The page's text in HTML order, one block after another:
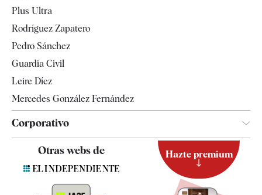
Televisión
Plus Ultra
Rodríguez Zapatero
Pedro Sánchez
Guardia Civil
Leire Díez
Mercedes González Fernández
Corporativo
Contacto
Otras webs de Hazte premium